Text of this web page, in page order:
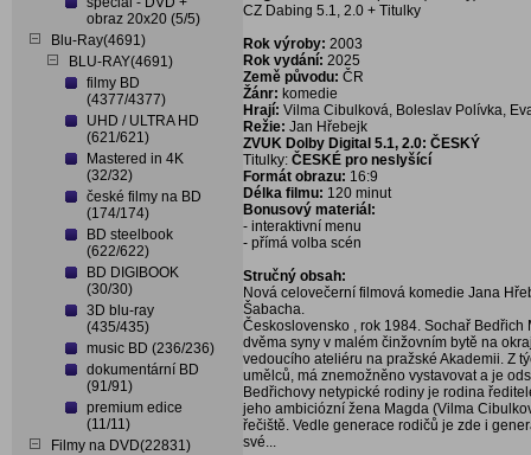
obraz 20x20 (5/5)
Blu-Ray(4691)
BLU-RAY(4691)
filmy BD
(4377/4377)
UHD / ULTRA HD
(621/621)
Mastered in 4K
(32/32)
české filmy na BD
(174/174)
BD steelbook
(622/622)
BD DIGIBOOK
(30/30)
3D blu-ray
(435/435)
music BD (236/236)
dokumentární BD
(91/91)
premium edice
(11/11)
Filmy na DVD(22831)
CZ Dabing 5.1, 2.0 + Titulky
Rok výroby: 2003
Rok vydání: 2025
Země původu: ČR
Žánr: komedie
Hrají: Vilma Cibulková, Boleslav Polívka,
Režie: Jan Hřebejk
ZVUK Dolby Digital 5.1, 2.0: ČESKÝ
Titulky: ČESKÉ pro neslyšící
Formát obrazu: 16:9
Délka filmu: 120 minut
Bonusový materiál:
- interaktivní menu
- přímá volba scén
Stručný obsah:
Nová celovečerní filmová komedie Jana
Šabacha.
Československo , rok 1984. Sochař
dvěma syny v malém činžovním bytě na
vedoucího ateliéru na pražské Akademii. Z
umělců, má znemožněno vystavovat a je
Bedřichovy netypické rodiny je rodina
jeho ambiciózní žena Magda (Vilma
řečiště. Vedle generace rodičů je zde i
své...